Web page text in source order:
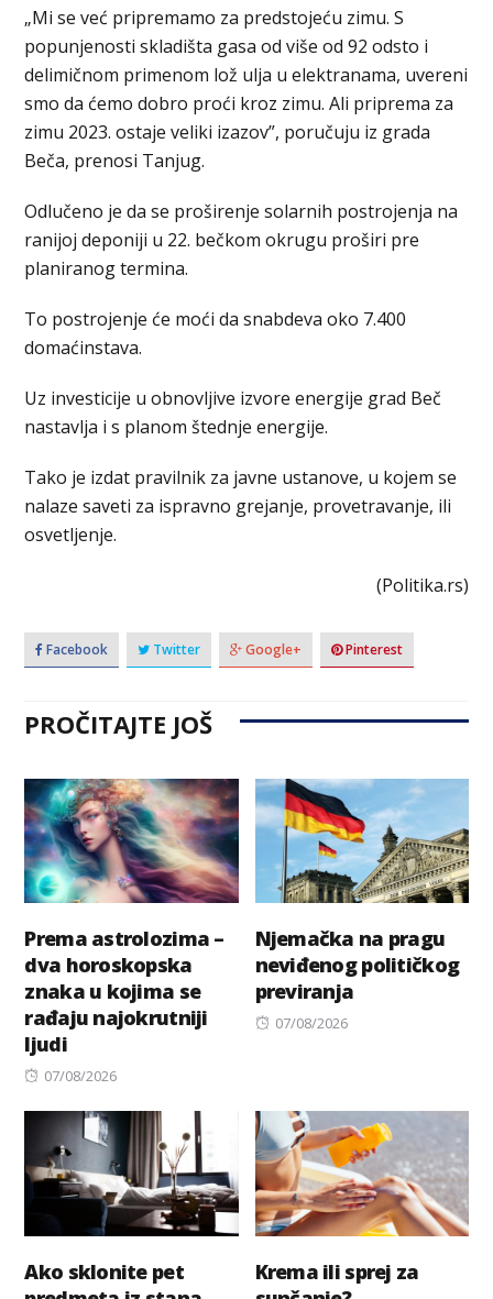
„Mi se već pripremamo za predstojeću zimu. S
popunjenosti skladišta gasa od više od 92 odsto i
delimičnom primenom lož ulja u elektranama, uvereni
smo da ćemo dobro proći kroz zimu. Ali priprema za
zimu 2023. ostaje veliki izazov”, poručuju iz grada
Beča, prenosi Tanjug.
Odlučeno je da se proširenje solarnih postrojenja na
ranijoj deponiji u 22. bečkom okrugu proširi pre
planiranog termina.
To postrojenje će moći da snabdeva oko 7.400
domaćinstava.
Uz investicije u obnovljive izvore energije grad Beč
nastavlja i s planom štednje energije.
Tako je izdat pravilnik za javne ustanove, u kojem se
nalaze saveti za ispravno grejanje, provetravanje, ili
osvetljenje.
(Politika.rs)
Facebook Twitter Google+ Pinterest
PROČITAJTE JOŠ
Prema astrolozima –
dva horoskopska
znaka u kojima se
rađaju najokrutniji
ljudi
Posted
07/08/2026
Njemačka na pragu
neviđenog političkog
previranja
Posted
07/08/2026
Ako sklonite pet
Krema ili sprej za